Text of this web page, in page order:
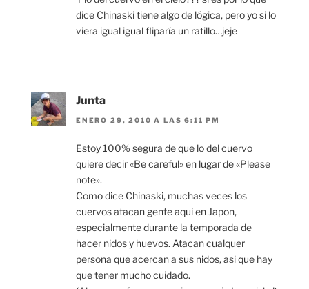
dice Chinaski tiene algo de lógica, pero yo si lo
viera igual igual fliparía un ratillo…jeje
Junta
ENERO 29, 2010 A LAS 6:11 PM
Estoy 100% segura de que lo del cuervo
quiere decir «Be careful» en lugar de «Please
note».
Como dice Chinaski, muchas veces los
cuervos atacan gente aqui en Japon,
especialmente durante la temporada de
hacer nidos y huevos. Atacan cualquer
persona que acercan a sus nidos, asi que hay
que tener mucho cuidado.